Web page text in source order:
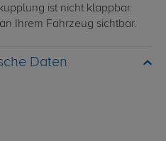
ist nicht klappbar.
Ihrem Fahrzeug sichtbar.
Daten